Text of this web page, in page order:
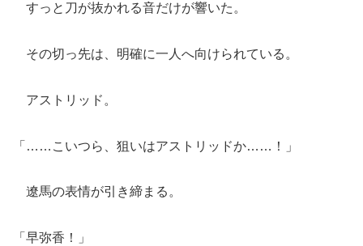
すっと刀が抜かれる音だけが響いた。
その切っ先は、明確に一人へ向けられている。
アストリッド。
「……こいつら、狙いはアストリッドか……！」
遼馬の表情が引き締まる。
「早弥香！」